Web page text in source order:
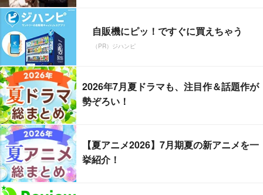
自販機にピッ！ですぐに買えちゃう
（PR）ジハンピ
2026年7月夏ドラマも、注目作＆話題作が
勢ぞろい！
【夏アニメ2026】7月期夏の新アニメを一
挙紹介！